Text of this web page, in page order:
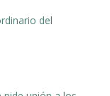
del